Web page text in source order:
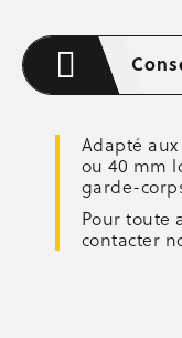
Plateformes,
COFFRAGE
Axes de fixation
Boulons et
Barrettes
Lisses et sous-
Accessoires de
Adapté
ou 40 mm
garde-
Pour toute
contacter